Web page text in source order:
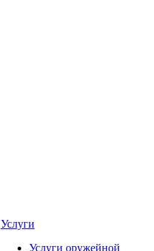
Услуги
Услуги оружейной